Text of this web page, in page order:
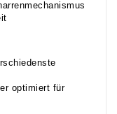
optimiert für